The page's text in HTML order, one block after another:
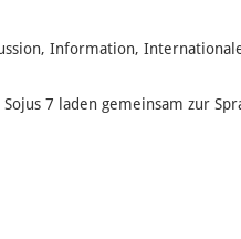
Information,
7 laden gemeinsam zur